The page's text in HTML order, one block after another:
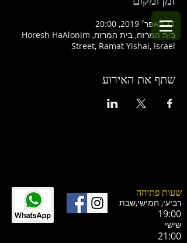
11 באפר׳ 2019, 20:00
בית המרזח, בית המרזח, Horesh HaAlonim
Street, Ramat Yishai, Israel
שתף את האירוע
שעות פתיחה
רביעי, חמישי,שבת
19:00
שישי
21:00